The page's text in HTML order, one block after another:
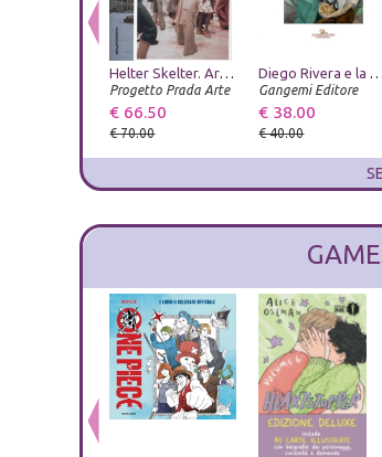
Helter Skelter. Arthur Jafa and Richard Prince
Progetto Prada Arte
€ 66.50
€ 70.00
Diego Rivera e la costruzione dell'arte moderna in Messico nel XX secolo
Gangemi Editore
€ 38.00
€ 40.00